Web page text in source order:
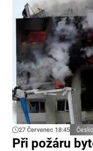
27 Červenec 18:45 Česko
Při požáru